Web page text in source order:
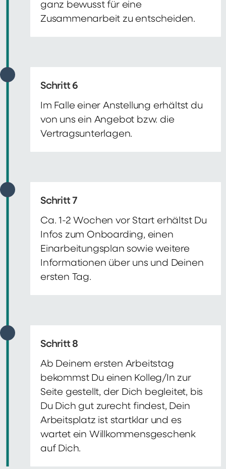
ganz bewusst für eine
Zusammenarbeit zu entscheiden.
Schritt 6
Im Falle einer Anstellung erhältst du
von uns ein Angebot bzw. die
Vertragsunterlagen.
Schritt 7
Ca. 1-2 Wochen vor Start erhältst Du
Infos zum Onboarding, einen
Einarbeitungsplan sowie weitere
Informationen über uns und Deinen
ersten Tag.
Schritt 8
Ab Deinem ersten Arbeitstag
bekommst Du einen Kolleg/In zur
Seite gestellt, der Dich begleitet, bis
Du Dich gut zurecht findest, Dein
Arbeitsplatz ist startklar und es
wartet ein Willkommensgeschenk
auf Dich.